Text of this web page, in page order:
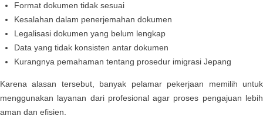
Format dokumen tidak sesuai
Kesalahan dalam penerjemahan dokumen
Legalisasi dokumen yang belum lengkap
Data yang tidak konsisten antar dokumen
Kurangnya pemahaman tentang prosedur imigrasi Jepang
Karena alasan tersebut, banyak pelamar pekerjaan memilih untuk
menggunakan layanan dari profesional agar proses pengajuan lebih
aman dan efisien.